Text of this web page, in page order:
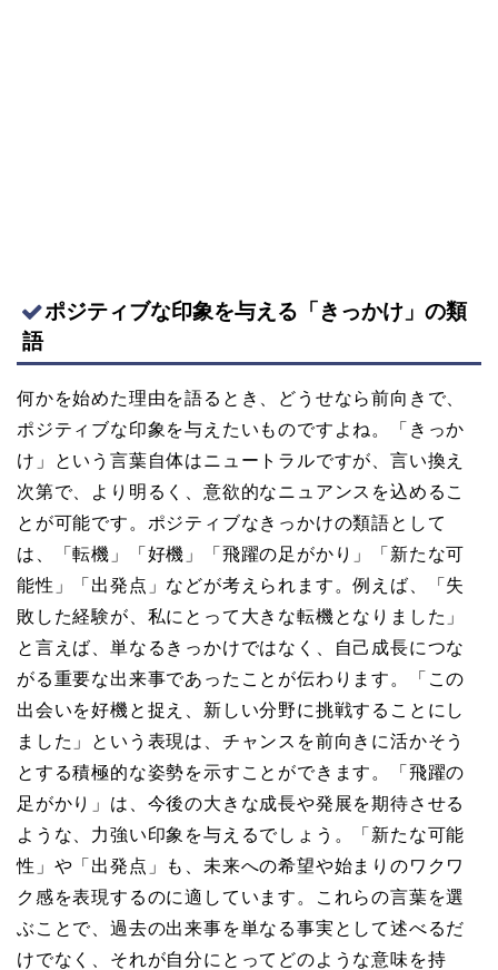
ポジティブな印象を与える「きっかけ」の類
語
何かを始めた理由を語るとき、どうせなら前向きで、
ポジティブな印象を与えたいものですよね。「きっか
け」という言葉自体はニュートラルですが、言い換え
次第で、より明るく、意欲的なニュアンスを込めるこ
とが可能です。ポジティブなきっかけの類語として
は、「転機」「好機」「飛躍の足がかり」「新たな可
能性」「出発点」などが考えられます。例えば、「失
敗した経験が、私にとって大きな転機となりました」
と言えば、単なるきっかけではなく、自己成長につな
がる重要な出来事であったことが伝わります。「この
出会いを好機と捉え、新しい分野に挑戦することにし
ました」という表現は、チャンスを前向きに活かそう
とする積極的な姿勢を示すことができます。「飛躍の
足がかり」は、今後の大きな成長や発展を期待させる
ような、力強い印象を与えるでしょう。「新たな可能
性」や「出発点」も、未来への希望や始まりのワクワ
ク感を表現するのに適しています。これらの言葉を選
ぶことで、過去の出来事を単なる事実として述べるだ
けでなく、それが自分にとってどのような意味を持